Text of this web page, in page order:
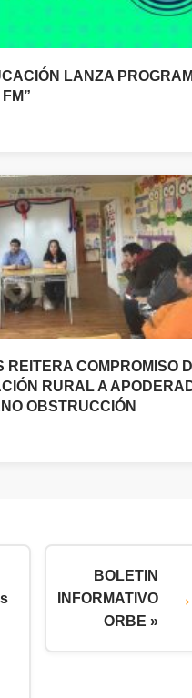
LANZA
COMPROMISO
RURAL A
OBSTRUCCIÓN
BOLETIN
INFORMATIVO
ORBE »